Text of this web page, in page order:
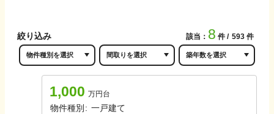
絞り込み 該当： 8 件 593 件
1,000 万円台
物件種別 : 一戸建て